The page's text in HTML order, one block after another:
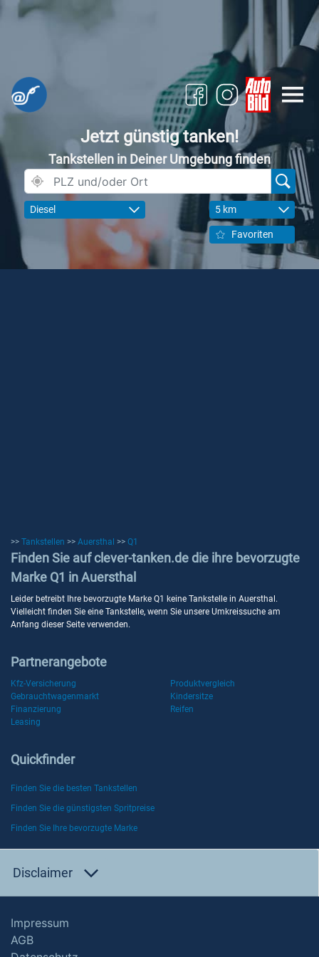
Jetzt günstig tanken!
Tankstellen in Deiner Umgebung finden
Diesel 5 km
Favoriten
>> Tankstellen >> Auersthal >> Q1
Finden Sie auf clever-tanken.de die ihre bevorzugte
Marke Q1 in Auersthal
Leider betreibt Ihre bevorzugte Marke Q1 keine Tankstelle in Auersthal.
Vielleicht finden Sie eine Tankstelle, wenn Sie unsere Umkreissuche am
Anfang dieser Seite verwenden.
Partnerangebote
Kfz-Versicherung
Produktvergleich
Gebrauchtwagenmarkt
Kindersitze
Finanzierung
Reifen
Leasing
Quickfinder
Finden Sie die besten Tankstellen
Finden Sie die günstigsten Spritpreise
Finden Sie Ihre bevorzugte Marke
Disclaimer
Impressum
AGB